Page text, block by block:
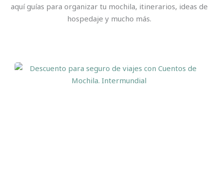
aquí guías para organizar tu mochila, itinerarios, ideas de
hospedaje y mucho más.
Página Página